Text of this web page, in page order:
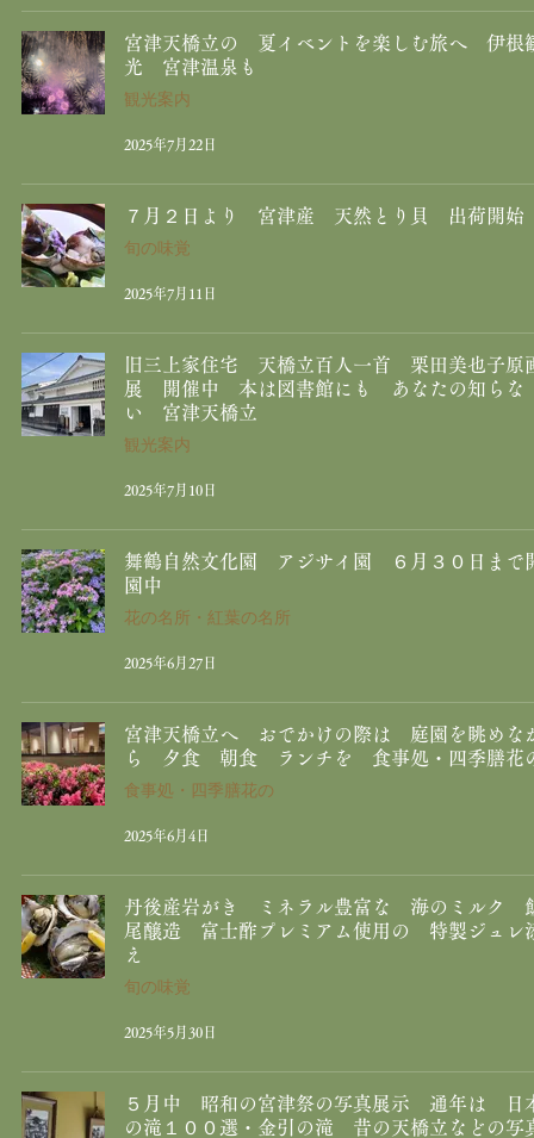
宮津天橋立の 夏イベントを楽しむ旅へ 伊根
光 宮津温泉も
観光案内
2025年7月22日
７月２日より 宮津産 天然とり貝 出荷開始
旬の味覚
2025年7月11日
旧三上家住宅 天橋立百人一首 栗田美也子原
展 開催中 本は図書館にも あなたの知らな
い 宮津天橋立
観光案内
2025年7月10日
舞鶴自然文化園 アジサイ園 ６月３０日まで
園中
花の名所・紅葉の名所
2025年6月27日
宮津天橋立へ おでかけの際は 庭園を眺めな
ら 夕食 朝食 ランチを 食事処・四季膳花
食事処・四季膳花の
2025年6月4日
丹後産岩がき ミネラル豊富な 海のミルク
尾醸造 富士酢プレミアム使用の 特製ジュレ
え
旬の味覚
2025年5月30日
５月中 昭和の宮津祭の写真展示 通年は 日
の滝１００選・金引の滝 昔の天橋立などの写